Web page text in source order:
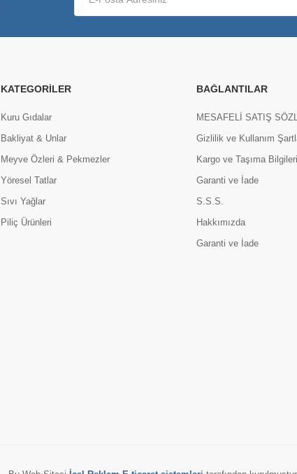
KATEGORILER
Kuru Gıdalar
Bakliyat & Unlar
Meyve Özleri & Pekmezler
Yöresel Tatlar
Sıvı Yağlar
Piliç Ürünleri
BAĞLANTILAR
MESAFELİ SATIŞ
Gizlilik ve Kullanım
Kargo ve Taşıma Bilgileri
Garanti ve İade
S.S.S.
Hakkımızda
Garanti ve İade